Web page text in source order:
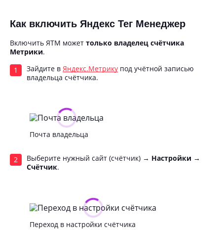
Как включить Яндекс Тег Менеджер
Включить ЯТМ может только владелец счётчика
Метрики.
Зайдите в Яндекс.Метрику под учётной записью
владельца счётчика.
Почта владельца
Выберите нужный сайт (счётчик) → Настройки →
Счётчик.
Переход в настройки счётчика